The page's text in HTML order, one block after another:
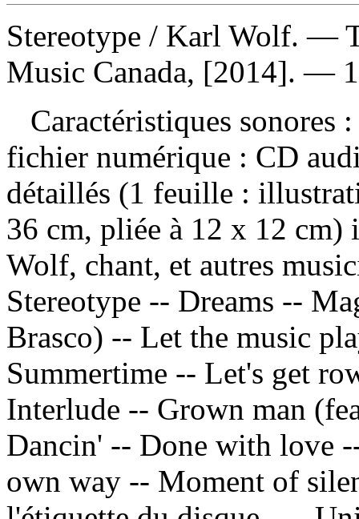
Stereotype / Karl Wolf. —
Music Canada, [2014]. —
Caractéristiques sonores
fichier numérique : CD
détaillés (1 feuille :
36 cm, pliée à 12 x 12
Wolf, chant, et autres
Stereotype -- Dreams --
Brasco) -- Let the music
Summertime -- Let's get
Interlude -- Grown man
Dancin' -- Done with love
own way -- Moment of